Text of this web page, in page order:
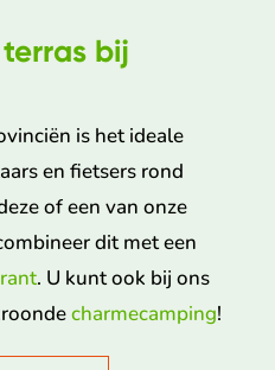
bij
is het ideale
en fietsers rond
of een van onze
dit met een
. U kunt ook bij ons
charmecamping!